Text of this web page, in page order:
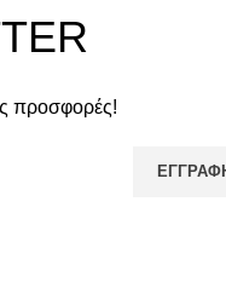
προσφορές!